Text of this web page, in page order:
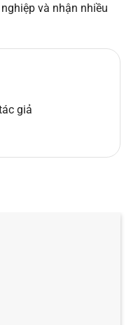
và nhận nhiều
giả